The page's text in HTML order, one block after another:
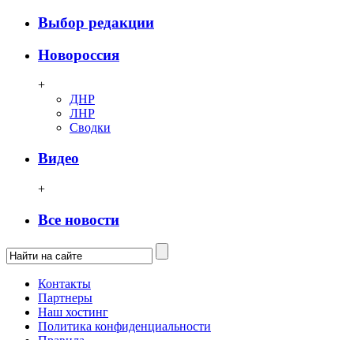
Выбор редакции
Новороссия
+
ДНР
ЛНР
Сводки
Видео
+
Все новости
Контакты
Партнеры
Наш хостинг
Политика конфиденциальности